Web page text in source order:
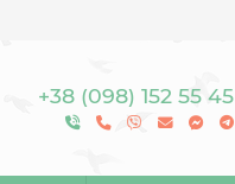
+38 (098) 152 55 45